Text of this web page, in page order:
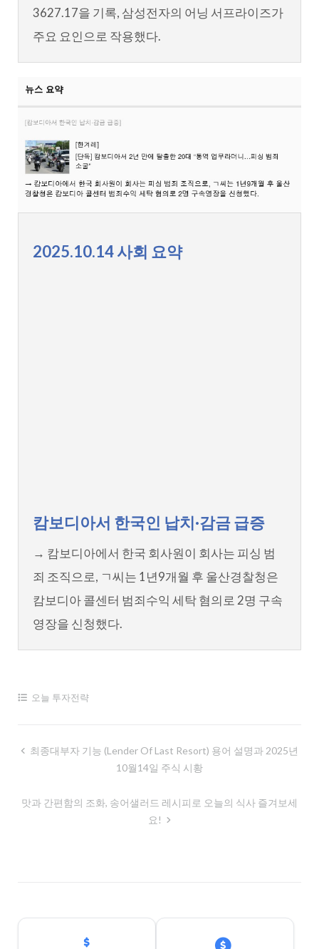
3627.17을 기록, 삼성전자의 어닝 서프라이즈가
주요 요인으로 작용했다.
2025.10.14 사회 요약
캄보디아서 한국인 납치·감금 급증
→ 캄보디아에서 한국 회사원이 회사는 피싱 범
죄 조직으로, ㄱ씨는 1년9개월 후 울산경찰청은
캄보디아 콜센터 범죄수익 세탁 혐의로 2명 구속
영장을 신청했다.
오늘 투자전략
글
비
최종대부자 기능 (lender Of Last Resort) 용어 설명과 2025년
10월14일 주식 시황
맛과 간편함의 조화, 송어샐러드 레시피로 오늘의 식사 즐겨보세
요!